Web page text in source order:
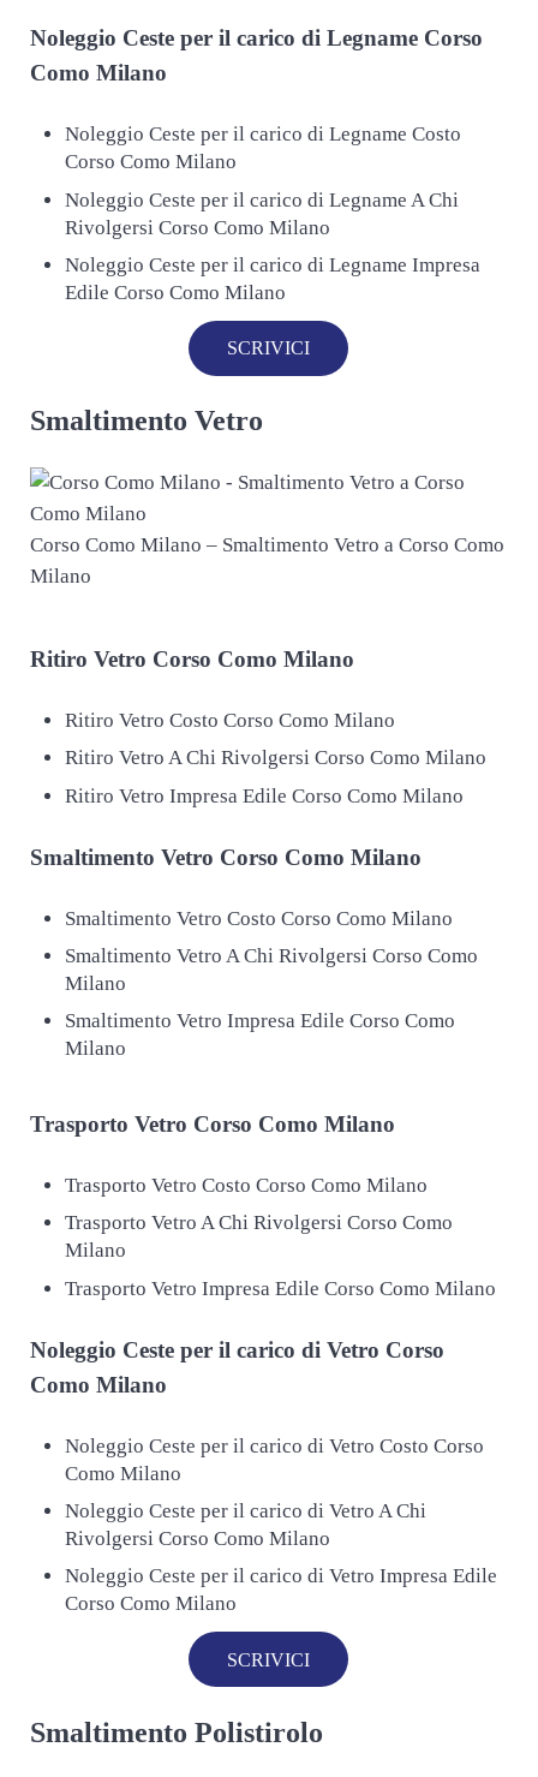
Noleggio Ceste per il carico di Legname Corso
Como Milano
Noleggio Ceste per il carico di Legname Costo
Corso Como Milano
Noleggio Ceste per il carico di Legname A Chi
Rivolgersi Corso Como Milano
Noleggio Ceste per il carico di Legname Impresa
Edile Corso Como Milano
SCRIVICI
Smaltimento Vetro
Corso Como Milano – Smaltimento Vetro a Corso Como
Milano
Ritiro Vetro Corso Como Milano
Ritiro Vetro Costo Corso Como Milano
Ritiro Vetro A Chi Rivolgersi Corso Como Milano
Ritiro Vetro Impresa Edile Corso Como Milano
Smaltimento Vetro Corso Como Milano
Smaltimento Vetro Costo Corso Como Milano
Smaltimento Vetro A Chi Rivolgersi Corso Como
Milano
Smaltimento Vetro Impresa Edile Corso Como
Milano
Trasporto Vetro Corso Como Milano
Trasporto Vetro Costo Corso Como Milano
Trasporto Vetro A Chi Rivolgersi Corso Como
Milano
Trasporto Vetro Impresa Edile Corso Como Milano
Noleggio Ceste per il carico di Vetro Corso
Como Milano
Noleggio Ceste per il carico di Vetro Costo Corso
Como Milano
Noleggio Ceste per il carico di Vetro A Chi
Rivolgersi Corso Como Milano
Noleggio Ceste per il carico di Vetro Impresa Edile
Corso Como Milano
SCRIVICI
Smaltimento Polistirolo